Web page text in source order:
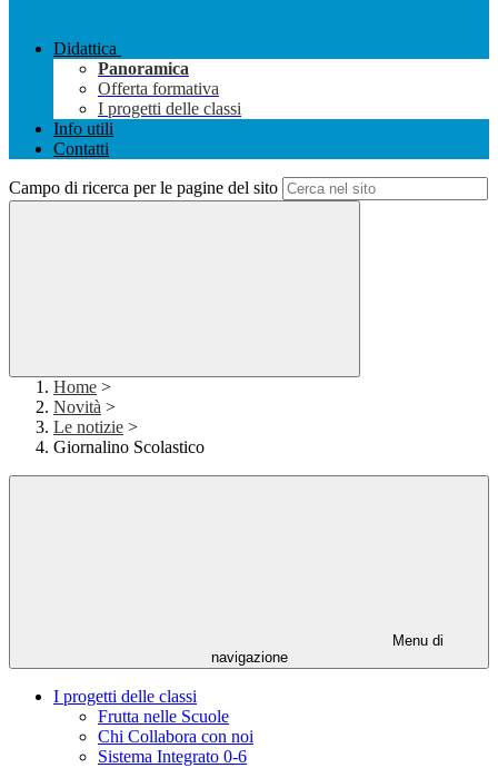
Didattica
Panoramica
Offerta formativa
I progetti delle classi
Info utili
Contatti
Campo di ricerca per le pagine del sito
Home >
Novità >
Le notizie >
Giornalino Scolastico
Menu di
navigazione
I progetti delle classi
Frutta nelle Scuole
Chi Collabora con noi
Sistema Integrato 0-6